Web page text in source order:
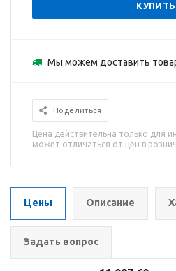
КУПИТЬ
Мы можем доставить
Поделиться
Цена действительна только для
может отличаться от цен в
Цены Описание
Задать вопрос